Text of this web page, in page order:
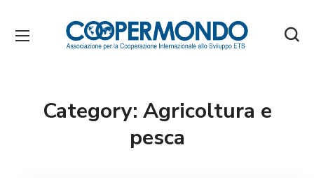
Category: Agricoltura e
pesca